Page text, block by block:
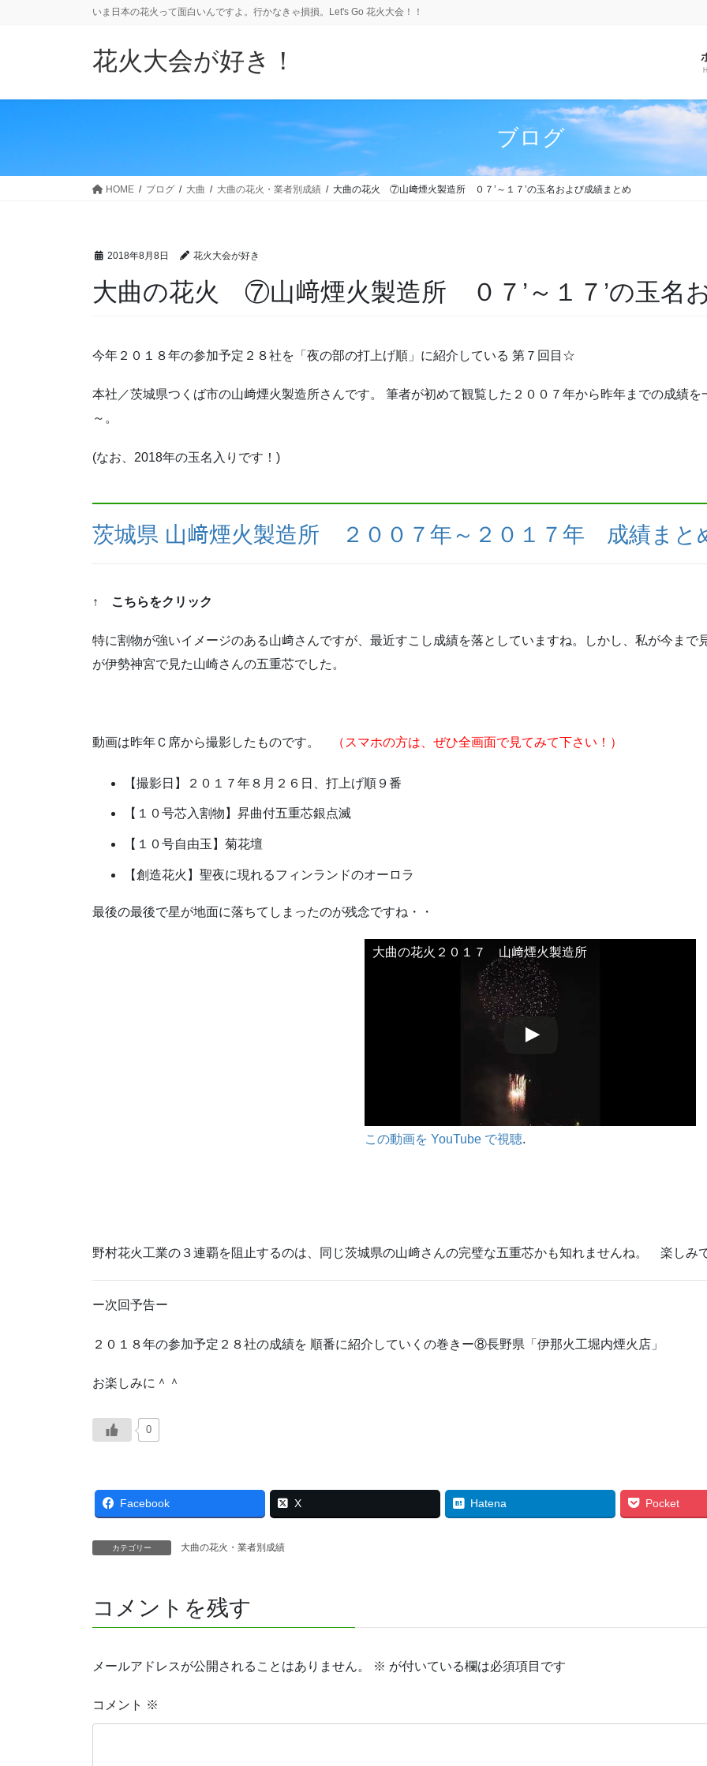
へ
プ
ョ
動
いま日本の花火って面白いんですよ。行かなきゃ損損。Let's Go 花火大会！！
花火大会が好き！
ブログ
HOME ブログ 大曲 大曲の花火・業者別成績 大曲の花火 ⑦山﨑煙火製造所 ０７’～１７’の玉名および成績まとめ
2018年8月8日 花火大会が好き
大曲の花火 ⑦山﨑煙火製造所 ０７’～１７’の玉名
今年２０１８年の参加予定２８社を「夜の部の打上げ順」に紹介している 第７回目☆
本社／茨城県つくば市の山﨑煙火製造所さんです。 筆者が初めて観覧した２００７年から昨年までの成績
～。
(なお、2018年の玉名入りです！)
茨城県 山﨑煙火製造所 ２００７年～２０１７年 成績まと
↑ こちらをクリック
特に割物が強いイメージのある山﨑さんですが、最近すこし成績を落としていますね。しかし、私が今まで
が伊勢神宮で見た山崎さんの五重芯でした。
動画は昨年Ｃ席から撮影したものです。 （スマホの方は、ぜひ全画面で見てみて下さい！）
【撮影日】２０１７年８月２６日、打上げ順９番
【１０号芯入割物】昇曲付五重芯銀点滅
【１０号自由玉】菊花壇
【創造花火】聖夜に現れるフィンランドのオーロラ
最後の最後で星が地面に落ちてしまったのが残念ですね・・
大曲の花火２０１７ 山﨑煙火製造所
この動画を YouTube で視聴.
野村花火工業の３連覇を阻止するのは、同じ茨城県の山﨑さんの完璧な五重芯かも知れませんね。 楽しみ
ー次回予告ー
２０１８年の参加予定２８社の成績を 順番に紹介していくの巻きー⑧長野県「伊那火工堀内煙火店」
お楽しみに＾＾
0
Facebook X Hatena Pocket
カテゴリー 大曲の花火・業者別成績
コメントを残す
メールアドレスが公開されることはありません。 ※ が付いている欄は必須項目です
コメント ※